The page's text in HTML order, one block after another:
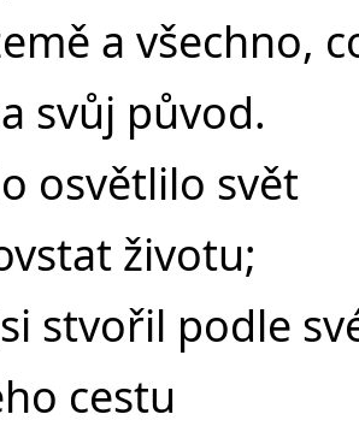
a všechno,
svůj původ.
osvětlilo svět
životu;
stvořil podle
cestu